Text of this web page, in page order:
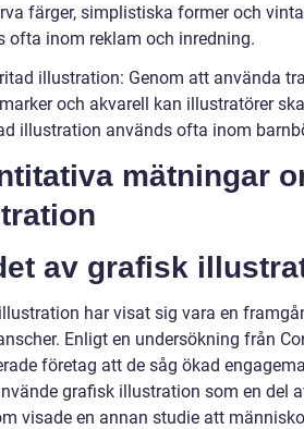
färger, simplistiska former och
ofta inom reklam och inredning.
illustration: Genom att använda
och akvarell kan illustratörer
illustration används ofta inom
mätningar
av grafisk
har visat sig vara en
Enligt en undersökning från
företag att de såg ökad
grafisk illustration som en del
visade en annan studie att